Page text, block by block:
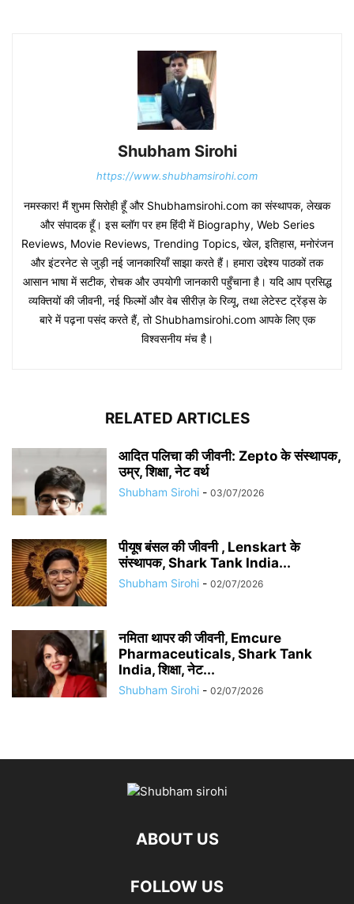
Shubham Sirohi
https://www.shubhamsirohi.com
नमस्कार! मैं शुभम सिरोही हूँ और Shubhamsirohi.com का संस्थापक, लेखक
और संपादक हूँ। इस ब्लॉग पर हम हिंदी में Biography, Web Series
Reviews, Movie Reviews, Trending Topics, खेल, इतिहास, मनोरंजन
और इंटरनेट से जुड़ी नई जानकारियाँ साझा करते हैं। हमारा उद्देश्य पाठकों तक
आसान भाषा में सटीक, रोचक और उपयोगी जानकारी पहुँचाना है। यदि आप प्रसिद्ध
व्यक्तियों की जीवनी, नई फिल्मों और वेब सीरीज़ के रिव्यू, तथा लेटेस्ट ट्रेंड्स के
बारे में पढ़ना पसंद करते हैं, तो Shubhamsirohi.com आपके लिए एक
विश्वसनीय मंच है।
RELATED ARTICLES
आदित पलिचा की जीवनी: Zepto के संस्थापक,
उम्र, शिक्षा, नेट वर्थ
Shubham Sirohi - 03/07/2026
पीयूष बंसल की जीवनी , Lenskart के
संस्थापक, Shark Tank India...
Shubham Sirohi - 02/07/2026
नमिता थापर की जीवनी, Emcure
Pharmaceuticals, Shark Tank
India, शिक्षा, नेट...
Shubham Sirohi - 02/07/2026
ABOUT US
FOLLOW US